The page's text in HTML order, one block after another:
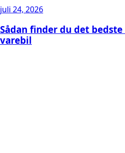
juli 24, 2026
Sådan finder du det
varebil